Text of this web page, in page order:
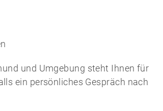
und Umgebung steht Ihnen für
ein persönliches Gespräch nach